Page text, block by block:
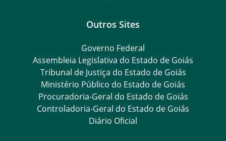
Outros Sites
Governo Federal
Assembleia Legislativa do Estado de Goiás
Tribunal de Justiça do Estado de Goiás
Ministério Público do Estado de Goiás
Procuradoria-Geral do Estado de Goiás
Controladoria-Geral do Estado de Goiás
Diário Oficial